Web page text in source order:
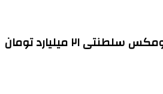
قیمت این آیفون ۱۶ پرومکس سلطنتی ۲۱ میلیارد تومان